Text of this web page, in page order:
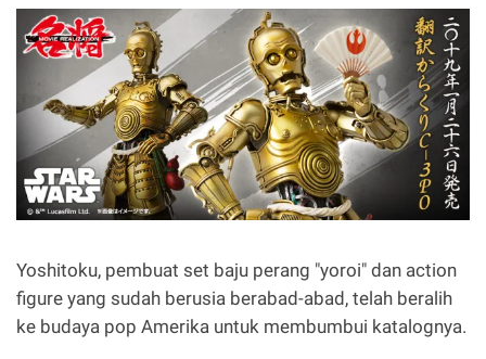
Yoshitoku, pembuat set baju perang "yoroi" dan action
figure yang sudah berusia berabad-abad, telah beralih
ke budaya pop Amerika untuk membumbui katalognya.